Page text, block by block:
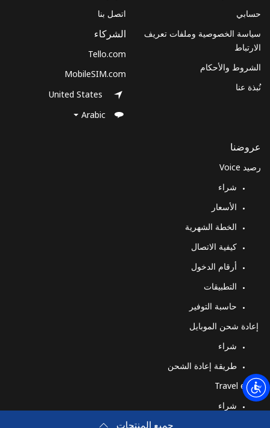
جميع المنتجات
حسابي
سياسة الخصوصية وملفات تعريف
الارتباط
الشروط والأحكام
نُبذة عنا
عروضنا
رصيد Voice
شراء
الأسعار
الخطة الشهرية
كيفية الاتصال
أرقام الدخول
التطبيقات
حاسبة التوفير
إعادة شحن الموبايل
شراء
طريقة إعادة الشحن
Travel eSIM
شراء
اتصل بنا
الشركاء
Tello.com
MobileSIM.com
United States
Arabic